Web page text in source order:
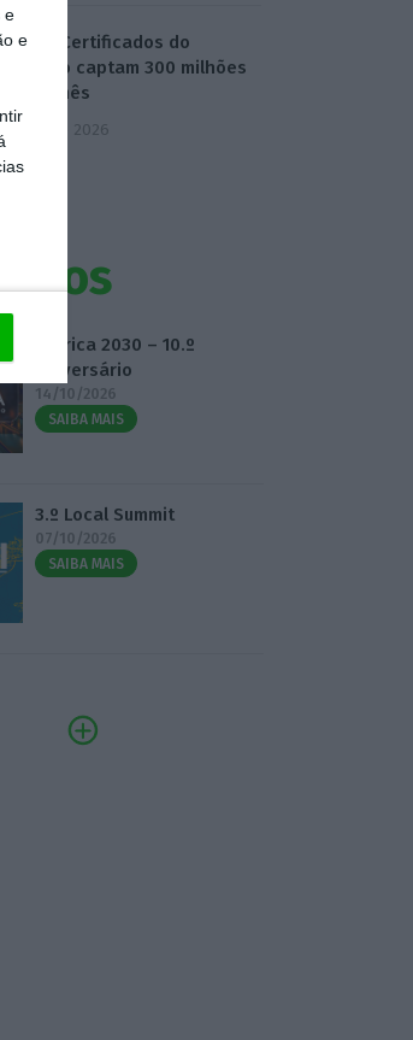
e
e
Novos Certificados do
Tesouro captam 300 milhões
no 1.º mês
5 Agosto 2026
Fábrica 2030 – 10.º
Aniversário
14/10/2026
SAIBA MAIS
3.º Local Summit
07/10/2026
SAIBA MAIS